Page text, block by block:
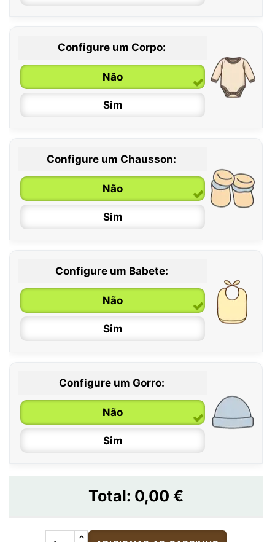
Configure um Corpo:
Não
Sim
0 / 6 meses
6 / 12 meses
12 / 18 meses
Configure um Chausson:
Não
Sim
Configure um Babete:
Não
Sim
Configure um Gorro:
Não
Sim
Total: 0,00 €